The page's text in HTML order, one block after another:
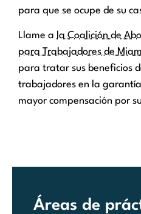
para que se ocupe de su
Llame a la Coalición de
para Trabajadores de
para tratar sus beneficios
trabajadores en la
mayor compensación por
Áreas de